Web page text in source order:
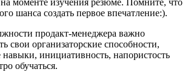
моменте изучения резюме. Помните, что
шанса создать первое впечатление:).
продакт-менеджера важно
свои организаторские способности,
инициативность, напористость
обучаться.